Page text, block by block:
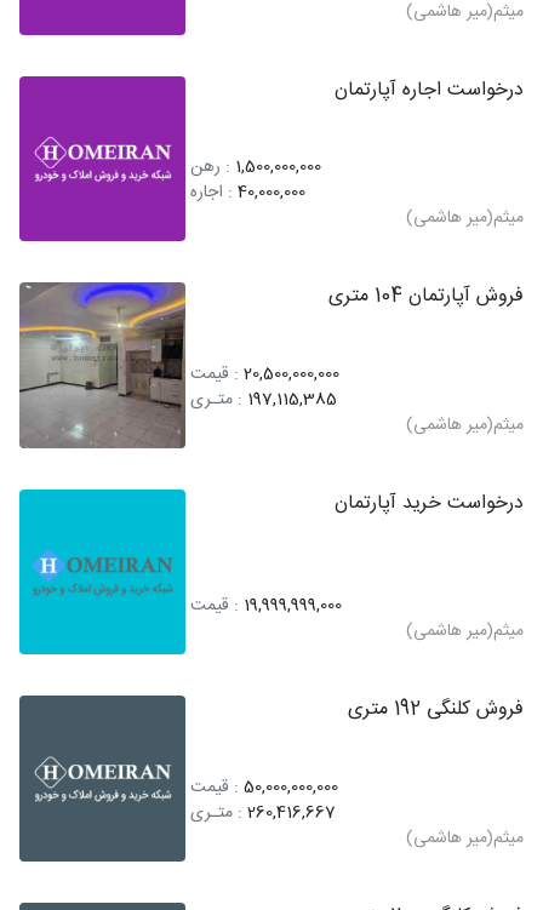
میثم(میر هاشمی)
درخواست اجاره آپارتمان
1,500,000,000 : رهن
40,000,000 : اجاره
میثم(میر هاشمی)
فروش آپارتمان 104 متری
20,500,000,000 : قیمت
197,115,385 : متـری
میثم(میر هاشمی)
درخواست خرید آپارتمان
19,999,999,000 : قیمت
میثم(میر هاشمی)
فروش کلنگی 192 متری
50,000,000,000 : قیمت
260,416,667 : متـری
میثم(میر هاشمی)